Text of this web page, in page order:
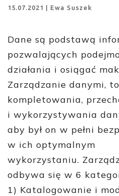
15.07.2021 | Ewa Suszek
Dane są podstawą
pozwalających
działania i osiągać
Zarządzanie danymi, to
kompletowania,
i wykorzystywania
aby był on w pełni
w ich optymalnym
wykorzystaniu.
odbywa się w 6
1) Katalogowanie i